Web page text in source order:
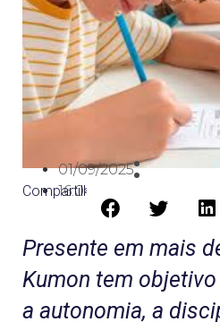
01/09/2025
16:04
Compartilhe:
Presente em mais
Kumon tem
a autonomia, a